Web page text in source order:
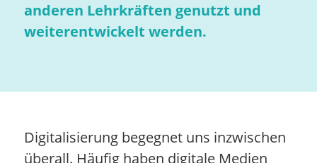
anderen Lehrkräften genutzt und
weiterentwickelt werden.
Digitalisierung begegnet uns inzwischen
überall. Häufig haben digitale Medien